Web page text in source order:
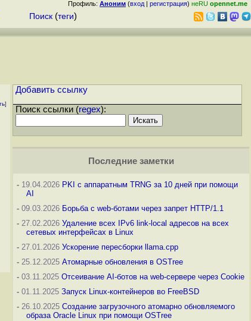
Профиль: Аноним (вход | регистрация) неRU opennet.me
Поиск (теги)
]
Добавить ссылку
Поиск ссылки (regex):
Последние заметки
- 19.04.2026 PKI с аппаратным TRNG за 10 дней при помощи
AI
- 09.03.2026 Борьба с web-ботами через запрет HTTP/1.1
- 27.02.2026 Удаление всех IPv6 link-local адресов на всех
сетевых интерфейсах в Linux
- 27.01.2026 Ускорение пересборки llama.cpp
- 25.12.2025 Атомарные обновления в OSTree
- 03.11.2025 Отсеивание AI-ботов на web-сервере через Cookie
- 01.11.2025 Запуск Linux-контейнеров во FreeBSD
- 26.10.2025 Создание загрузочного атомарно обновляемого
образа Oracle Linux при помощи OSTree